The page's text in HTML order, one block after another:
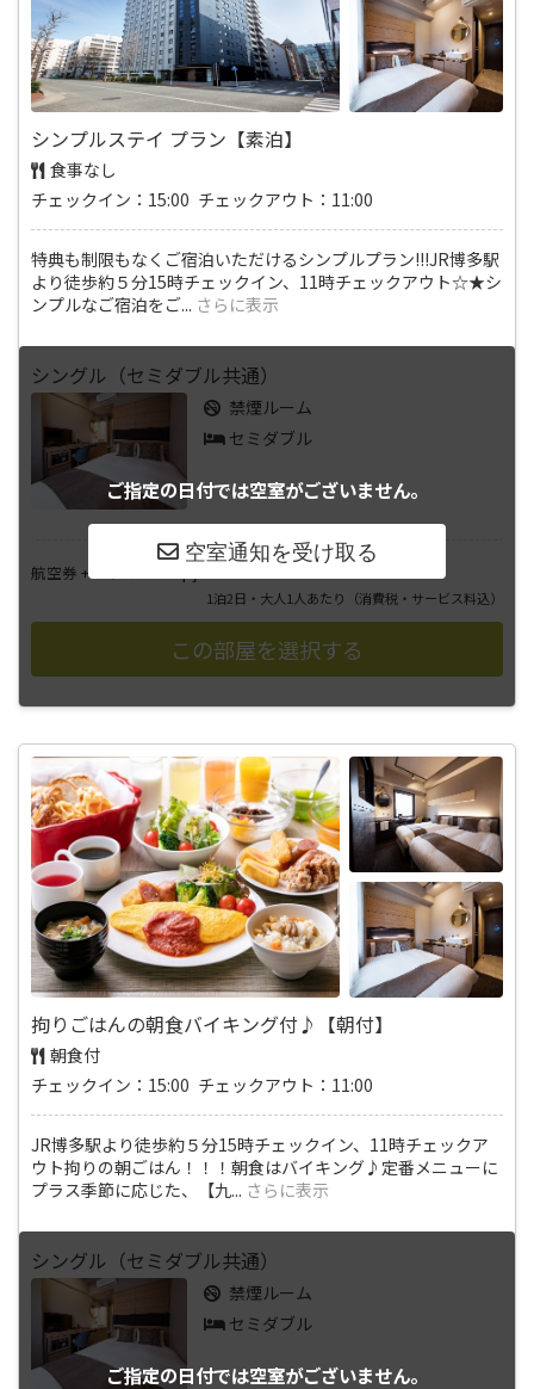
シンプルステイ プラン【素泊】
食事なし
チェックイン：15:00 チェックアウト：11:00
特典も制限もなくご宿泊いただけるシンプルプラン!!!JR博多駅
より徒歩約５分15時チェックイン、11時チェックアウト☆★シ
ンプルなご宿泊をご... さらに表示
ご指定の日付では空室がございません。
シングル（セミダブル共通）
禁煙ルーム
セミダブル
航空券 + ホテル ――――円
1泊2日・大人1人あたり （消費税・サービス料込）
拘りごはんの朝食バイキング付♪【朝付】
朝食付
チェックイン：15:00 チェックアウト：11:00
JR博多駅より徒歩約５分15時チェックイン、11時チェックア
ウト拘りの朝ごはん！！！朝食はバイキング♪定番メニューに
プラス季節に応じた、【九... さらに表示
ご指定の日付では空室がございません。
シングル（セミダブル共通）
禁煙ルーム
セミダブル